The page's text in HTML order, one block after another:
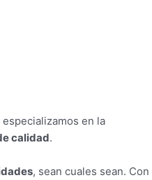
en la
calidad.
, sean cuales sean. Con